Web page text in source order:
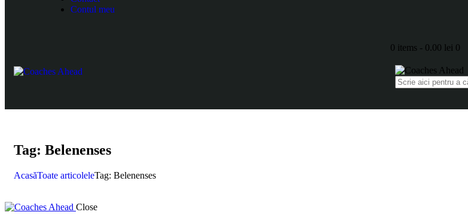
Contul meu
0 items - 0.00 lei 0
Tag: Belenenses
AcasăToate articoleleTag: Belenenses
Close